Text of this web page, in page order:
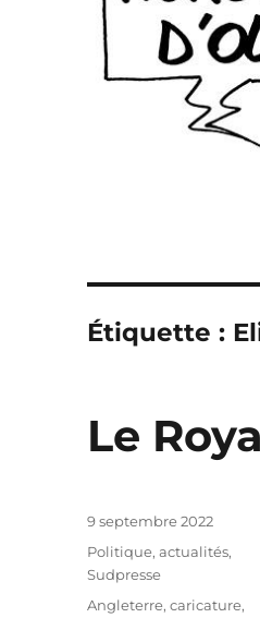
Étiquette :
Le
Publié
9 septembre 2022
Catégories
Politique, actualités,
Sudpresse
Étiquettes
Angleterre,caricature,